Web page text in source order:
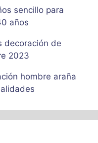
sencillo para
años
decoración de
2023
hombre araña